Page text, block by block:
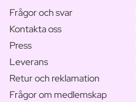
Frågor och svar
Kontakta oss
Press
Leverans
Retur och reklamation
Frågor om medlemskap